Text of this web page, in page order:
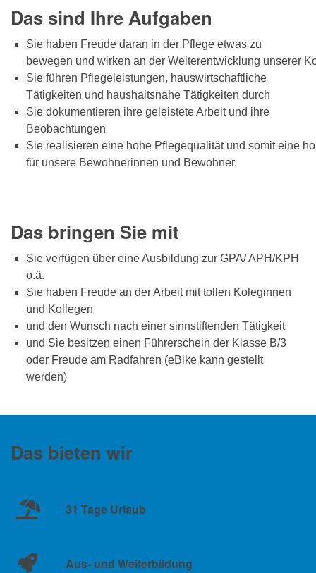
Das sind Ihre Aufgaben
Sie haben Freude daran in der Pflege etwas zu
bewegen und wirken an der Weiterentwicklung unserer
Sie führen Pflegeleistungen, hauswirtschaftliche
Tätigkeiten und haushaltsnahe Tätigkeiten durch
Sie dokumentieren ihre geleistete Arbeit und ihre
Beobachtungen
Sie realisieren eine hohe Pflegequalität und somit eine
für unsere Bewohnerinnen und Bewohner.
Das bringen Sie mit
Sie verfügen über eine Ausbildung zur GPA/ APH/KPH
o.ä.
Sie haben Freude an der Arbeit mit tollen Koleginnen
und Kollegen
und den Wunsch nach einer sinnstiftenden Tätigkeit
und Sie besitzen einen Führerschein der Klasse B/3
oder Freude am Radfahren (eBike kann gestellt
werden)
Das bieten wir
31 Tage Urlaub
Aus- und Weiterbildung